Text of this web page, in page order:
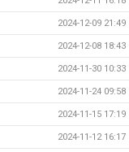
2024-12-09 21:49
2024-12-08 18:43
2024-11-30 10:33
2024-11-24 09:58
2024-11-15 17:19
2024-11-12 16:17